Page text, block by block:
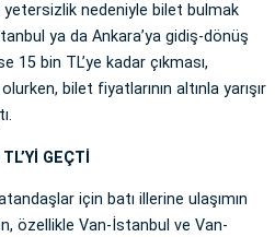
yetersizlik nedeniyle bilet bulmak
ya da Ankara’ya gidiş-dönüş
15 bin TL’ye kadar çıkması,
bilet fiyatlarının altınla yarışır
GEÇTİ
için batı illerine ulaşımın
özellikle Van-İstanbul ve Van-